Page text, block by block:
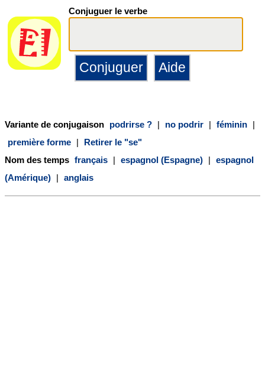
Conjuguer le verbe
Variante de conjugaison podrirse ? | no podrir | féminin |
première forme |
Retirer le "se"
Nom des temps français | espagnol (Espagne) | espagnol
(Amérique) | anglais